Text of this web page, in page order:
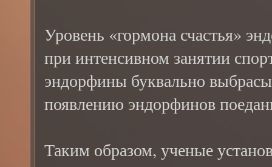
Уровень «гормона счастья»
при интенсивном занятии
эндорфины буквально
появлению эндорфинов
Таким образом, ученые